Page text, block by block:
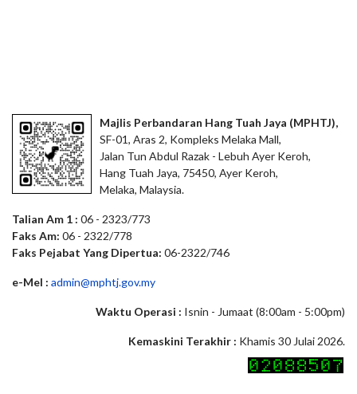
Majlis Perbandaran Hang Tuah Jaya (MPHTJ),
SF-01, Aras 2, Kompleks Melaka Mall,
Jalan Tun Abdul Razak - Lebuh Ayer Keroh,
Hang Tuah Jaya, 75450, Ayer Keroh,
Melaka, Malaysia.
Talian Am 1 : 06 - 2323/773
Faks Am: 06 - 2322/778
Faks Pejabat Yang Dipertua: 06-2322/746
e-Mel : admin@mphtj.gov.my
Waktu Operasi : Isnin - Jumaat (8:00am - 5:00pm)
Kemaskini Terakhir : Khamis 30 Julai 2026.